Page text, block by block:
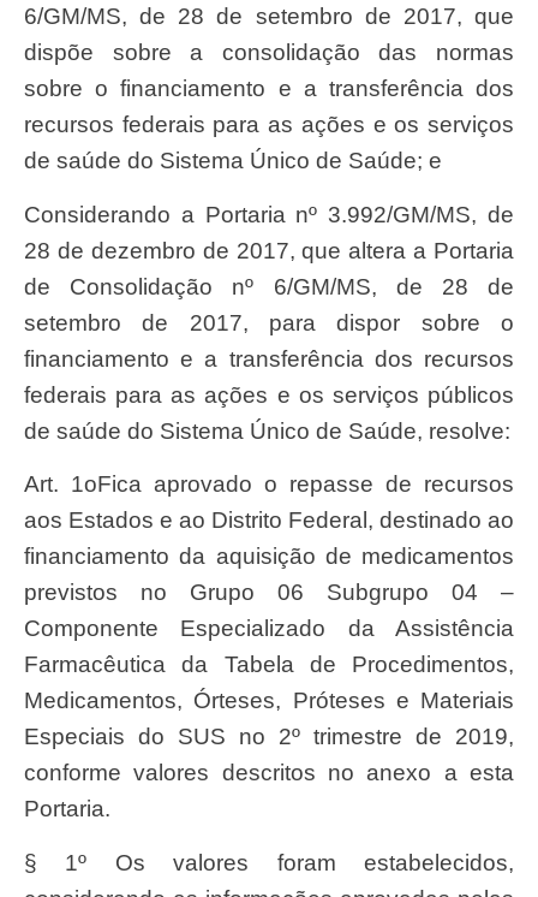
6/GM/MS, de 28 de setembro de 2017, que
dispõe sobre a consolidação das normas
sobre o financiamento e a transferência dos
recursos federais para as ações e os serviços
de saúde do Sistema Único de Saúde; e
Considerando a Portaria nº 3.992/GM/MS, de
28 de dezembro de 2017, que altera a Portaria
de Consolidação nº 6/GM/MS, de 28 de
setembro de 2017, para dispor sobre o
financiamento e a transferência dos recursos
federais para as ações e os serviços públicos
de saúde do Sistema Único de Saúde, resolve:
Art. 1oFica aprovado o repasse de recursos
aos Estados e ao Distrito Federal, destinado ao
financiamento da aquisição de medicamentos
previstos no Grupo 06 Subgrupo 04 –
Componente Especializado da Assistência
Farmacêutica da Tabela de Procedimentos,
Medicamentos, Órteses, Próteses e Materiais
Especiais do SUS no 2º trimestre de 2019,
conforme valores descritos no anexo a esta
Portaria.
§ 1º Os valores foram estabelecidos,